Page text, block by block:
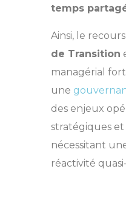
temps
Ainsi, le
de Transition
managérial
une
des enjeux
stratégiques
nécessitant
réactivité